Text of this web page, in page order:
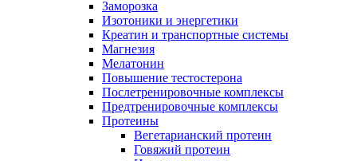
Заморозка
Изотоники и энергетики
Креатин и транспортные системы
Магнезия
Мелатонин
Повышение тестостерона
Послетренировочные комплексы
Предтренировочные комплексы
Протеины
Вегетарианский протеин
Говяжий протеин